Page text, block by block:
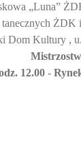
„Luna”
tanecznych
Dom Kultury , u.
12.00 -